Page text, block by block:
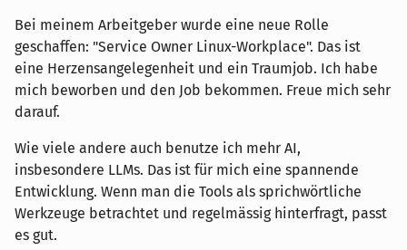
Bei meinem Arbeitgeber wurde eine neue Rolle
geschaffen: "Service Owner Linux-Workplace". Das ist
eine Herzensangelegenheit und ein Traumjob. Ich habe
mich beworben und den Job bekommen. Freue mich sehr
darauf.
Wie viele andere auch benutze ich mehr AI,
insbesondere LLMs. Das ist für mich eine spannende
Entwicklung. Wenn man die Tools als sprichwörtliche
Werkzeuge betrachtet und regelmässig hinterfragt, passt
es gut.